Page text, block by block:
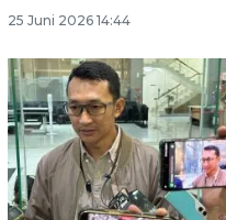
25 Juni 2026 14:44